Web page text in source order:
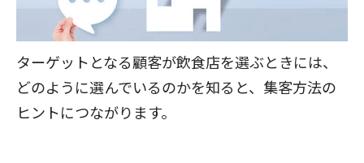
ターゲットとなる顧客が飲食店を選ぶときには、
どのように選んでいるのかを知ると、集客方法の
ヒントにつながります。